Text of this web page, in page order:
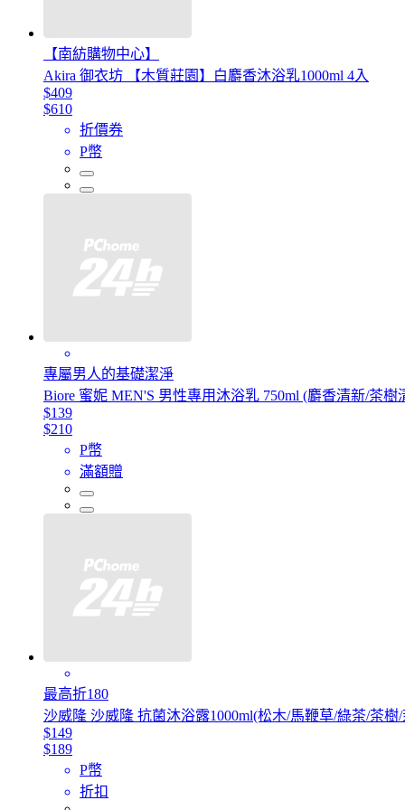
【南紡購物中心】
Akira 御衣坊 【木質莊園】白麝香沐浴乳1000ml 4入
$409
$610
折價券
P幣
專屬男人的基礎潔淨
Biore 蜜妮 MEN'S 男性專用沐浴乳 750ml (麝香清新/茶樹
$139
$210
P幣
滿額贈
最高折180
沙威隆 沙威隆 抗菌沐浴露1000ml(松木/馬鞭草/綠茶/茶樹
$149
$189
P幣
折扣